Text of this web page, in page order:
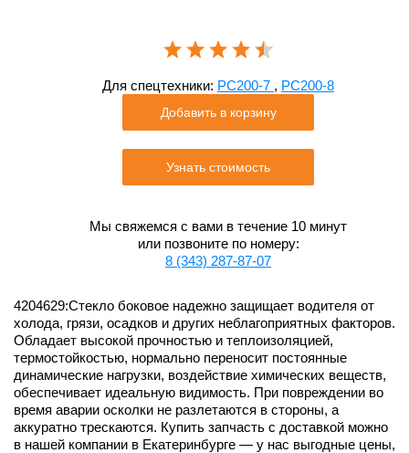
Для спецтехники: PC200-7 , PC200-8
Добавить в корзину
Узнать стоимость
Мы свяжемся с вами в течение 10 минут
или позвоните по номеру:
8 (343) 287-87-07
4204629:Стекло боковое надежно защищает водителя от
холода, грязи, осадков и других неблагоприятных факторов.
Обладает высокой прочностью и теплоизоляцией,
термостойкостью, нормально переносит постоянные
динамические нагрузки, воздействие химических веществ,
обеспечивает идеальную видимость. При повреждении во
время аварии осколки не разлетаются в стороны, а
аккуратно трескаются. Купить запчасть с доставкой можно
в нашей компании в Екатеринбурге — у нас выгодные цены,